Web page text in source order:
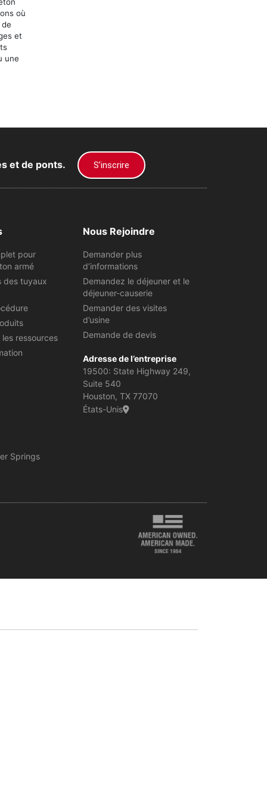
où
et
une
et de ponts. S’inscrire
pour
armé
des tuyaux
ressources
Nous Rejoindre
Demander plus
d’informations
Demandez le déjeuner et le
déjeuner-causerie
Demander des visites
d’usine
Demande de devis
Adresse de l’entreprise
19500: State Highway 249,
Suite 540
Houston, TX 77070
États-Unis
Springs